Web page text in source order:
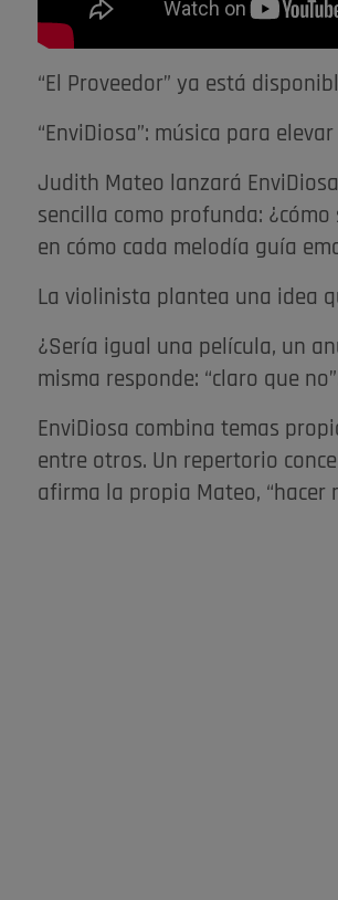
“El Proveedor” ya está
“EnviDiosa”: música para
Judith Mateo lanzará
sencilla como profunda:
en cómo cada melodía guía
La violinista plantea una idea
¿Sería igual una película, un
misma responde: “claro que
EnviDiosa combina temas
entre otros. Un repertorio
afirma la propia Mateo, “hacer